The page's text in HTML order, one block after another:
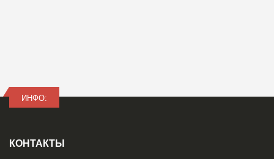
ИНФО:
КОНТАКТЫ